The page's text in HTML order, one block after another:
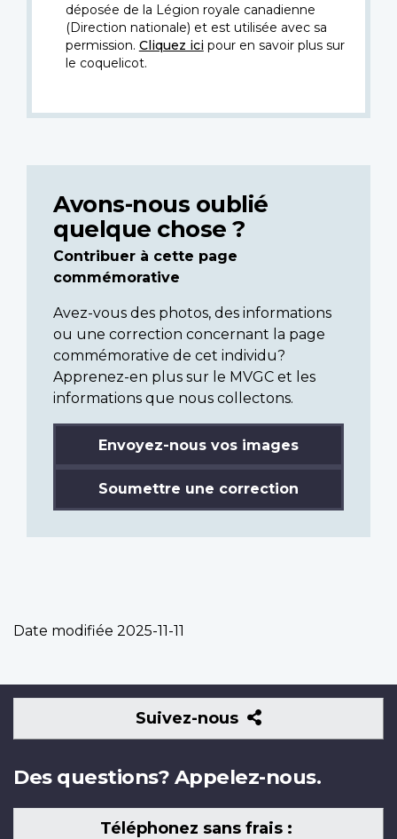
déposée de la Légion royale canadienne
(Direction nationale) et est utilisée avec sa
permission. Cliquez icipour en savoir plus sur
le coquelicot.
Avons-nous oublié
quelque chose ?
Contribuer à cette page
commémorative
Avez-vous des photos, des informations
ou une correction concernant la page
commémorative de cet individu?
Apprenez-en plus sur le MVGC et les
informations que nous collectons.
Envoyez-nous vos images
Soumettre une correction
Date modifiée 2025-11-11
Suivez-nous
Suivez-
nous
Des questions? Appelez-nous.
Téléphonez sans frais :